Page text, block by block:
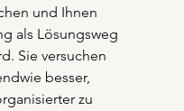
und Ihnen
als Lösungsweg
Sie versuchen
besser,
zu